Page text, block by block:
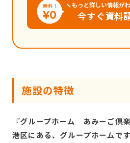
もっと詳しい情報が
今すぐ資料
施設の特徴
『グループホーム あみーご倶
港区にある、グループホームです